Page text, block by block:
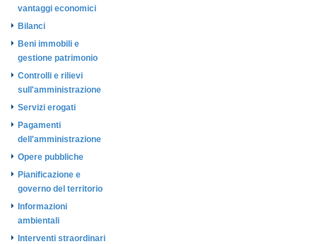
vantaggi economici
Bilanci
Beni immobili e
gestione patrimonio
Controlli e rilievi
sull'amministrazione
Servizi erogati
Pagamenti
dell'amministrazione
Opere pubbliche
Pianificazione e
governo del territorio
Informazioni
ambientali
Interventi straordinari